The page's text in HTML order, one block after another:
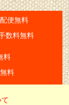
便無料
数料無料
料
料